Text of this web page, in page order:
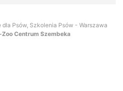
Psów, Szkolenia Psów - Warszawa
Centrum Szembeka